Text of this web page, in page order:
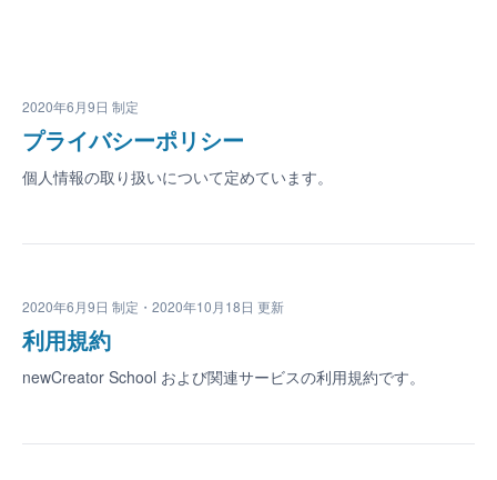
2020年6月9日 制定
プライバシーポリシー
個人情報の取り扱いについて定めています。
2020年6月9日 制定・2020年10月18日 更新
利用規約
newCreator School および関連サービスの利用規約です。